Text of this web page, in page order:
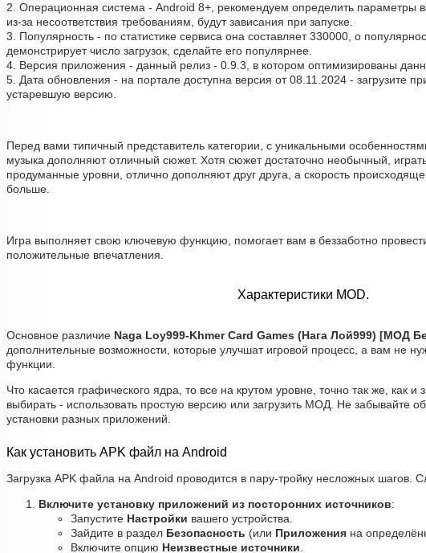
2. Операционная система - Android 8+, рекомендуем определить параметры
из-за несоответствия требованиям, будут зависания при запуске.
3. Популярность - по статистике сервиса она составляет 330000, о
демонстрирует число загрузок, сделайте его популярнее.
4. Версия приложения - данный релиз - 0.9.3, в котором оптимизированы
5. Дата обновления - на портале доступна версия от 08.11.2024 - загрузите
устаревшую версию.
Перед вами типичный представитель категории, с уникальными
музыка дополняют отличный сюжет. Хотя сюжет достаточно необычный,
продуманные уровни, отлично дополняют друг друга, а скорость
больше.
Игра выполняет свою ключевую функцию, помогает вам в беззаботно
положительные впечатления.
Характеристики MOD.
Основное различие Naga Loy999-Khmer Card Games (Нага Лой999) [МОД
дополнительные возможности, которые улучшат игровой процесс, а вам не
функции.
Что касается графического ядра, то все на крутом уровне, точно так же, как
выбирать - использовать простую версию или загрузить МОД. Не забывайте
установки разных приложений.
Как установить APK файл на Android
Загрузка APK файла на Android проводится в пару-тройку несложных шагов.
Включите установку приложений из посторонних источников:
Запустите Настройки вашего устройства.
Зайдите в раздел Безопасность (или Приложения на
Включите опцию Неизвестные источники